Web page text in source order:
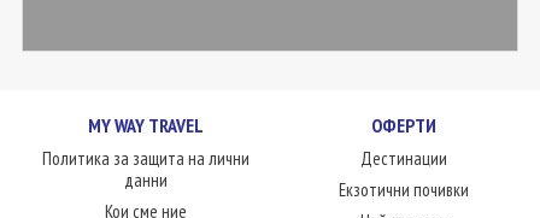
ЛЮБОПИТНО
КОНТАКТИMY WAY TRAVEL
Политика за защита на лични
данни
Кои сме ние
ОФЕРТИ
Дестинации
Екзотични почивки